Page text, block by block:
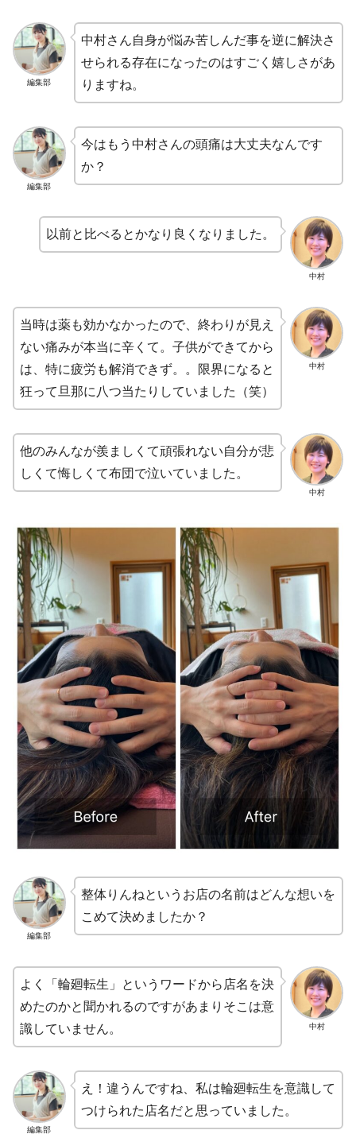
編集部
中村さん自身が悩み苦しんだ事を逆に解決さ
せられる存在になったのはすごく嬉しさがあ
りますね。
編集部
今はもう中村さんの頭痛は大丈夫なんです
か？
中村
以前と比べるとかなり良くなりました。
中村
当時は薬も効かなかったので、終わりが見え
ない痛みが本当に辛くて。子供ができてから
は、特に疲労も解消できず。。限界になると
狂って旦那に八つ当たりしていました（笑）
中村
他のみんなが羨ましくて頑張れない自分が悲
しくて悔しくて布団で泣いていました。
編集部
整体りんねというお店の名前はどんな想いを
こめて決めましたか？
中村
よく「輪廻転生」というワードから店名を決
めたのかと聞かれるのですがあまりそこは意
識していません。
編集部
え！違うんですね、私は輪廻転生を意識して
つけられた店名だと思っていました。